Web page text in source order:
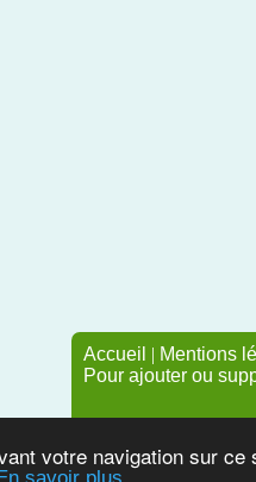
votre navigation sur
Accueil | Mentions
Pour ajouter ou